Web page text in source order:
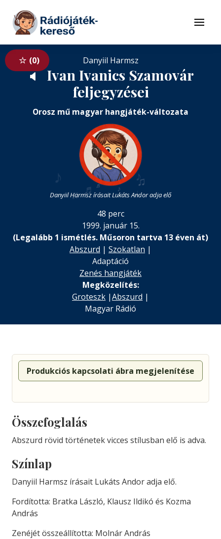
Tovább a tartalomhoz
Menü
0
♪
♫ ♬
♪
♩
♫
♪
♬
Danyiil Harmsz
🔈 Ivan Ivanics Szamovár
feljegyzései
Orosz mű magyar hangjáték-változata
Danyiil Harmsz írásait Lukáts Andor adja elő
48 perc
1999. január 15.
(Legalább 1 ismétlés. Műsoron tartva 13 éven át)
Abszurd | Szokatlan |
Adaptáció
Zenés hangjáték
Megközelítés:
Groteszk |Abszurd |
Magyar Rádió
Produkciós kapcsolati ábra megjelenítése
Összefoglalás
Abszurd rövid történetek vicces stílusban elő is adva.
Színlap
Danyiil Harmsz írásait Lukáts Andor adja elő.
Fordította: Bratka László, Klausz Ildikó és Kozma
András
Zenéjét összeállította: Molnár András